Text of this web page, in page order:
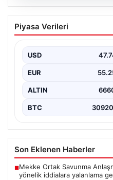
06.08.2026
22 Mayıs 2026
Analizi
hareketlilik yatırımcıların
en…
Piyasa Verileri
USD
EUR
ALTIN
BTC
Son Eklenen Haberler
■Mekke Ortak Savunma
yönelik iddialara yalanlama